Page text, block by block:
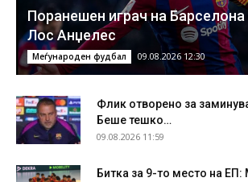
Поранешен играч на Барселона
Лос Анџелес
Меѓународен фудбал 09.08.2026 12:30
Флик отворено за
Беше тешко…
09.08.2026 11:59
Битка за 9-то место на ЕП: